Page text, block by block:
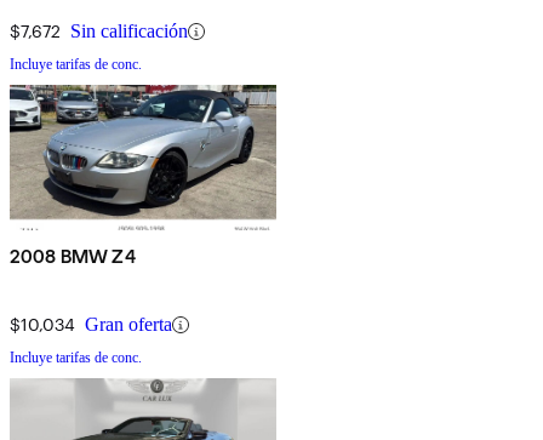
$7,672 Sin calificación
Incluye tarifas de conc.
2008 BMW Z4
$10,034 Gran oferta
Incluye tarifas de conc.